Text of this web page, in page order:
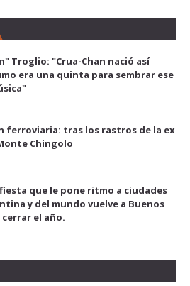
Troglio: "Crua-Chan nació así
era una quinta para sembrar ese
ferroviaria: tras los rastros de la ex
Chingolo
fiesta que le pone ritmo a ciudades
y del mundo vuelve a Buenos
el año.